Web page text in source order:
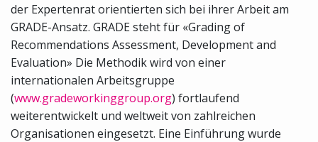
der Expertenrat orientierten sich bei ihrer Arbeit am
GRADE-Ansatz. GRADE steht für «Grading of
Recommendations Assessment, Development and
Evaluation» Die Methodik wird von einer
internationalen Arbeitsgruppe
(www.gradeworkinggroup.org) fortlaufend
weiterentwickelt und weltweit von zahlreichen
Organisationen eingesetzt. Eine Einführung wurde